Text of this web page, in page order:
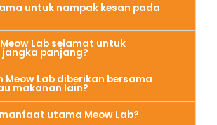
untuk nampak kesan pada
Lab selamat untuk
panjang?
Meow Lab diberikan bersama
makanan lain?
utama Meow Lab?